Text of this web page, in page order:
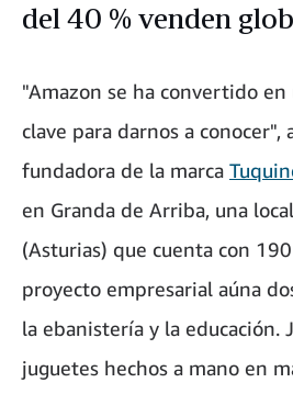
del 40 % venden
"Amazon se ha convertido en
clave para darnos a conocer",
fundadora de la marca
en Granda de Arriba, una
(Asturias) que cuenta con
proyecto empresarial aúna
la ebanistería y la educación.
juguetes hechos a mano en